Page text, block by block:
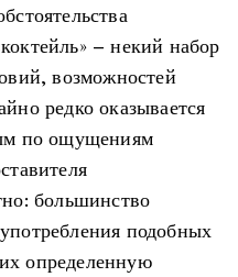
– некий набор
возможностей
редко оказывается
по ощущениям
большинство
подобных
определенную